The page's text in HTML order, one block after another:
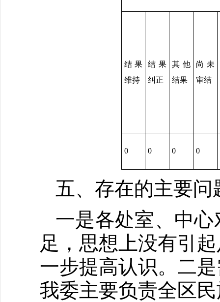
结果
维持
结果
纠正
其他
结果
尚未
审结
0 0 0 0
五、存在的主要问
一是各处室、中
足，思想上没有引
一步提高认识。二
我委主要负责全区